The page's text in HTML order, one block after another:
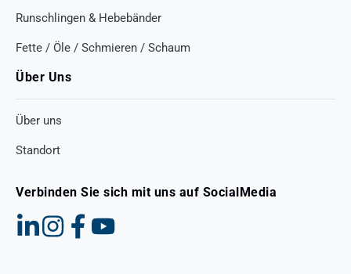
Runschlingen & Hebebänder
Fette / Öle / Schmieren / Schaum
Über Uns
Über uns
Standort
Verbinden Sie sich mit uns auf SocialMedia